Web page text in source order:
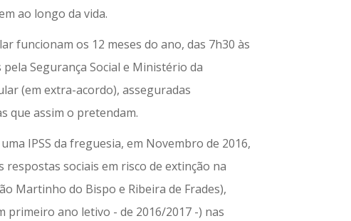
ao longo da vida.
funcionam os 12 meses do ano, das 7h30 às
Segurança Social e Ministério da
(em extra-acordo), asseguradas
que assim o pretendam.
IPSS da freguesia, em Novembro de 2016,
respostas sociais em risco de extinção na
Martinho do Bispo e Ribeira de Frades),
ano letivo - de 2016/2017 -) nas